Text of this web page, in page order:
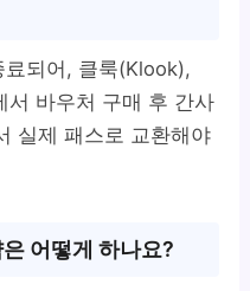
되어, 클룩(Klook),
서 바우처 구매 후 간사
실제 패스로 교환해야
어떻게 하나요?